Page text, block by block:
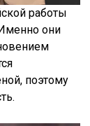
работы
они
поэтому